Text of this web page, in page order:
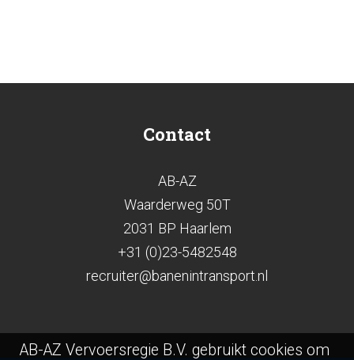
Contact
AB-AZ
Waarderweg 50T
2031 BP Haarlem
+31 (0)23-5482548
recruiter@banenintransport.nl
AB-AZ Vervoersregie B.V. gebruikt cookies om